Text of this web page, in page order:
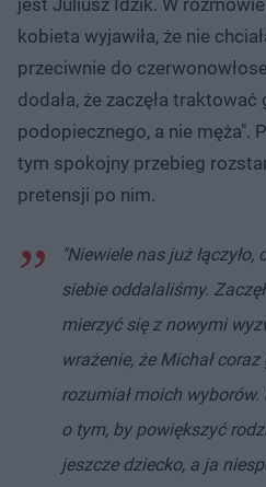
kobieta wyjawiła, że nie
przeciwnie do
dodała, że zaczęła
podopiecznego, a nie męża".
tym spokojny przebieg
pretensji po nim.
"Niewiele nas już
siebie oddalaliśmy.
mierzyć się z nowymi
wrażenie, że Michał
rozumiał moich wyborów.
o tym, by powiększyć
jeszcze dziecko, a ja